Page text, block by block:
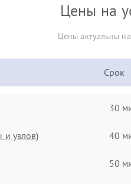
Цены на
Цены актуальны
Срок
30
узлов) 40
50